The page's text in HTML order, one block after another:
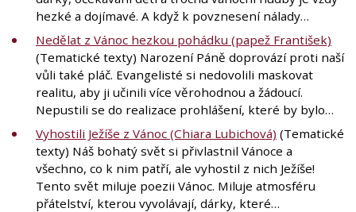
hezké a dojímavé. A když k povznesení nálady…
Nedělat z Vánoc hezkou pohádku (papež František)
(Tematické texty) Narození Páně doprovází proti naší
vůli také pláč. Evangelisté si nedovolili maskovat
realitu, aby ji učinili více věrohodnou a žádoucí.
Nepustili se do realizace prohlášení, které by bylo…
Vyhostili Ježíše z Vánoc (Chiara Lubichová) (Tematické
texty) Náš bohatý svět si přivlastnil Vánoce a
všechno, co k nim patří, ale vyhostil z nich Ježíše!
Tento svět miluje poezii Vánoc. Miluje atmosféru
přátelství, kterou vyvolávají, dárky, které…